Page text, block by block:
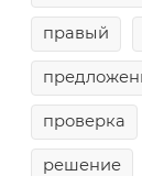
правый
проверка
решение